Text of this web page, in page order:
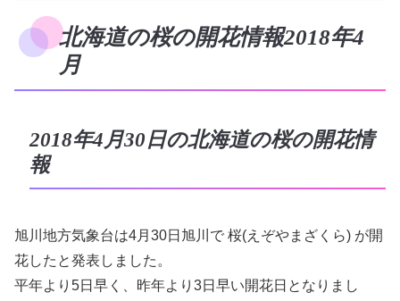
北海道の桜の開花情報2018年4
月
2018年4月30日の北海道の桜の開花情
報
旭川地方気象台は4月30日旭川で 桜(えぞやまざくら) が開
花したと発表しました。
平年より5日早く、昨年より3日早い開花日となりまし